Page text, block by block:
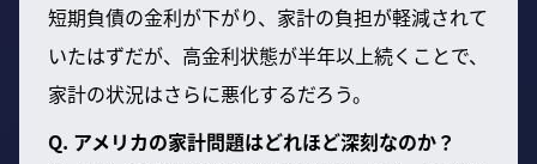
短期負債の金利が下がり、家計の負担が軽減されて
いたはずだが、高金利状態が半年以上続くことで、
家計の状況はさらに悪化するだろう。
Q. アメリカの家計問題はどれほど深刻なのか？